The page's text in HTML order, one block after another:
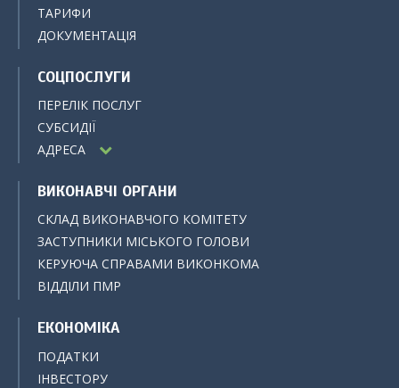
ТАРИФИ
ДОКУМЕНТАЦІЯ
СОЦПОСЛУГИ
ПЕРЕЛІК ПОСЛУГ
СУБСИДІЇ
АДРЕСА
ВИКОНАВЧІ ОРГАНИ
СКЛАД ВИКОНАВЧОГО КОМІТЕТУ
ЗАСТУПНИКИ МІСЬКОГО ГОЛОВИ
КЕРУЮЧА СПРАВАМИ ВИКОНКОМА
ВІДДІЛИ ПМР
ЕКОНОМІКА
ПОДАТКИ
ІНВЕСТОРУ